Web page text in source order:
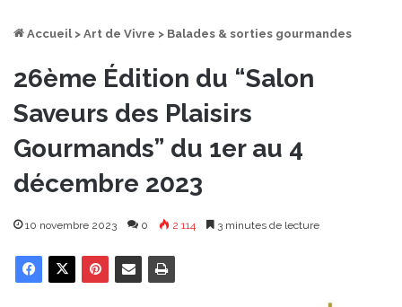
Accueil > Art de Vivre > Balades & sorties gourmandes
26ème Édition du “Salon
Saveurs des Plaisirs
Gourmands” du 1er au 4
décembre 2023
10 novembre 2023 0 2 114 3 minutes de lecture